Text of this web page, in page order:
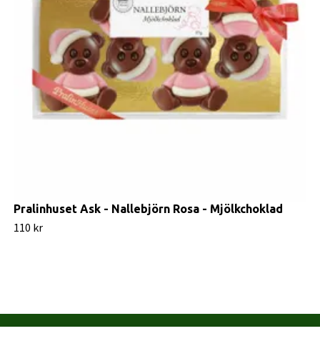
Pralinhuset Ask - Nallebjörn Rosa - Mjölkchoklad
110 kr